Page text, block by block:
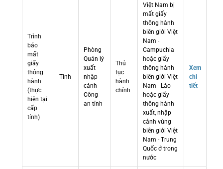
Trình
báo
mất
giấy
thông
hành
(thực
hiện tại
cấp
tỉnh)
Tỉnh
Phòng
Quản lý
xuất
nhập
cảnh
Công
an tỉnh
Thủ
tục
hành
chính
Việt Nam bị
mất giấy
thông hành
biên giới Việt
Nam -
Campuchia
hoặc giấy
thông hành
biên giới Việt
Nam - Lào
hoặc giấy
thông hành
xuất, nhập
cảnh vùng
biên giới Việt
Nam - Trung
Quốc ở trong
nước
Xem
chi
tiết